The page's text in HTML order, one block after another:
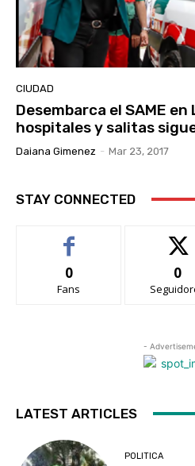
CIUDAD
Desembarca el SAME en
hospitales y salitas
Daiana Gimenez - Mar 23, 2017
STAY CONNECTED
0
Fans
0
-
LATEST ARTICLES
POLITICA